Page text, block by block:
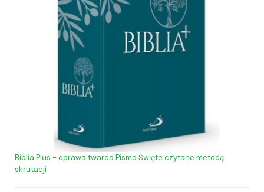
Biblia Plus - oprawa twarda Pismo Święte czytane metodą
skrutacji